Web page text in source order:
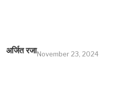
अर्जित रजाNovember 23, 2024